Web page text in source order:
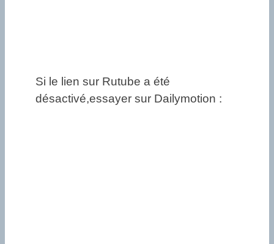
Si le lien sur Rutube a été
désactivé,essayer sur Dailymotion :